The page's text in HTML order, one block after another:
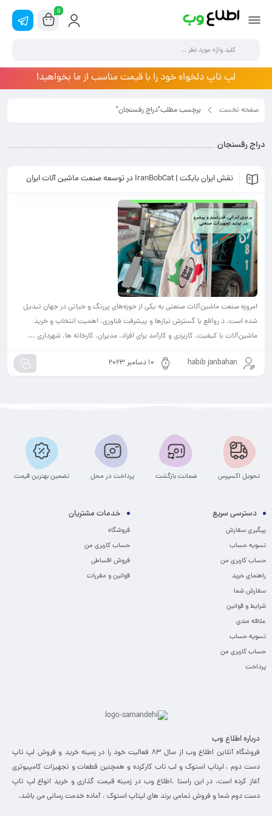
0
لپ تاپ دلخواه خود را با قیمت مناسب از ما بخواهید!
صفحه نخست برچسب مطلب"دراج رفسنجان"
دراج رفسنجان
نقش ایران بابکت | IranBobCat در توسعه صنعت ماشین آلات ایران
امروزه صنعت ماشین‌آلات صنعتی به یکی از حوزه‌های پررنگ و حیاتی در جهان تبدیل
شده است. د رواقع با گسترش نیازها و پیشرفت فناوری، اهمیت انتخاب و خرید
ماشین‌آلات با کیفیت، کاربردی و کارآمد برای افراد، مدیران، کارخانه ها، شهرداری ...
habib janbahan 10 دسامبر 2023
تحویل اکسپرس ضمانت بازگشت پرداخت در محل تضمین بهترین قیمت
دسترسی سریع
پیگیری سفارش
تسویه حساب
حساب کاربری من
راهنمای خرید
سفارش شما
شرایط و قوانین
علاقه مندی
تسویه حساب
حساب کاربری من
پرداخت
خدمات مشتریان
فروشگاه
حساب کاربری من
فروش اقساطی
قوانین و مقررات
درباره اطلاع وب
فروشگاه آنلاین اطلاع وب از سال 83 فعالیت خود را در زمینه خرید و فروش لپ تاپ
دست دوم ، لپتاپ استوک و لب تاب کارکرده و همچنین قطعات و تجهیزات کامپیوتری
آغاز کرده است. در این راستا ،‌اطلاع وب در زمینه قیمت گذاری و خرید انواع لپ تاپ
دست دوم شما و فروش تمامی برند های لپتاپ استوک ، آماده خدمت رسانی می باشد.